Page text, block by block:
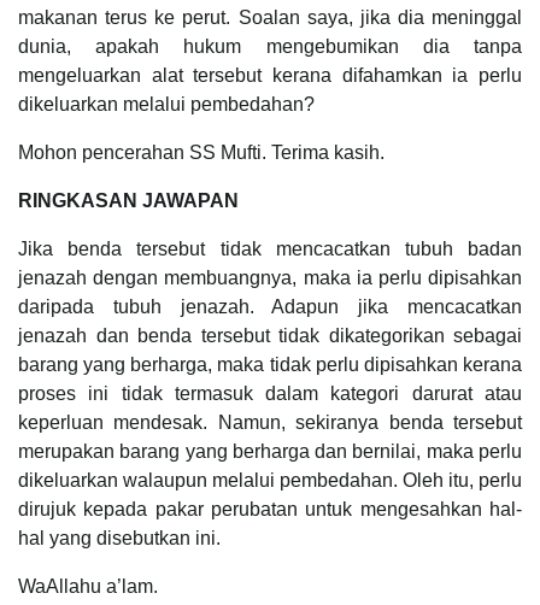
makanan terus ke perut. Soalan saya, jika dia meninggal
dunia, apakah hukum mengebumikan dia tanpa
mengeluarkan alat tersebut kerana difahamkan ia perlu
dikeluarkan melalui pembedahan?
Mohon pencerahan SS Mufti. Terima kasih.
RINGKASAN JAWAPAN
Jika benda tersebut tidak mencacatkan tubuh badan
jenazah dengan membuangnya, maka ia perlu dipisahkan
daripada tubuh jenazah. Adapun jika mencacatkan
jenazah dan benda tersebut tidak dikategorikan sebagai
barang yang berharga, maka tidak perlu dipisahkan kerana
proses ini tidak termasuk dalam kategori darurat atau
keperluan mendesak. Namun, sekiranya benda tersebut
merupakan barang yang berharga dan bernilai, maka perlu
dikeluarkan walaupun melalui pembedahan. Oleh itu, perlu
dirujuk kepada pakar perubatan untuk mengesahkan hal-
hal yang disebutkan ini.
WaAllahu a’lam.